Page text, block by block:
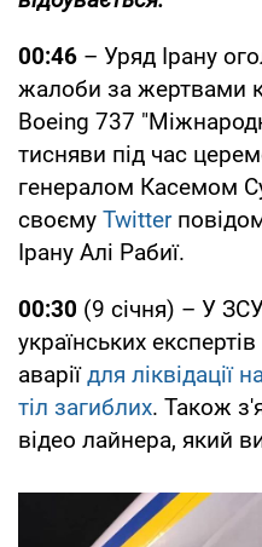
00:46 – Уряд Ірану
жалоби за жертвами
Boeing 737
тисняви під час
генералом Касемом
своєму Twitter
Ірану Алі Рабиї.
00:30 (9 січня) – У
українських
аваріїдля ліквідації
тіл загиблих. Також
відео лайнера, який